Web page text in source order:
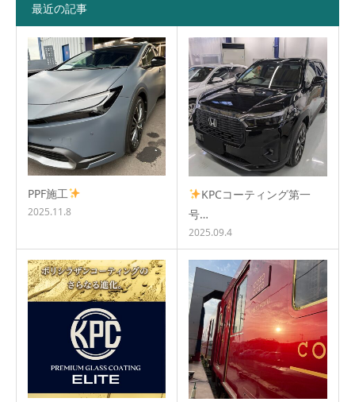
最近の記事
PPF施工
2025.11.8
KPCコーティング第一
号…
2025.09.4